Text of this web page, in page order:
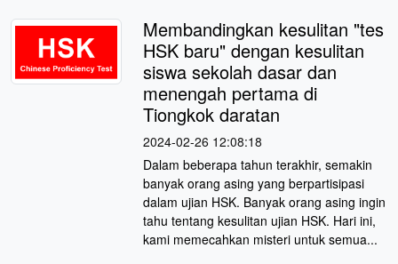
Membandingkan kesulitan "tes
HSK baru" dengan kesulitan
siswa sekolah dasar dan
menengah pertama di
Tiongkok daratan
2024-02-26 12:08:18
Dalam beberapa tahun terakhir, semakin
banyak orang asing yang berpartisipasi
dalam ujian HSK. Banyak orang asing ingin
tahu tentang kesulitan ujian HSK. Hari ini,
kami memecahkan misteri untuk semua...